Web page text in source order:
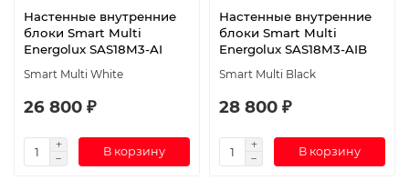
Настенные внутренние
блоки Smart Multi
Energolux SAS18M3-AI
Smart Multi White
26 800 ₽
В корзину
Настенные внутренние
блоки Smart Multi
Energolux SAS18M3-AIB
Smart Multi Black
28 800 ₽
В корзину